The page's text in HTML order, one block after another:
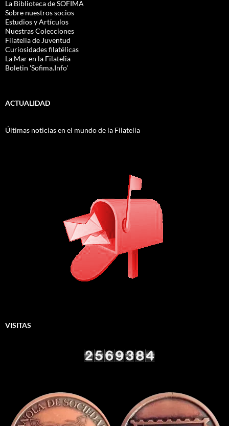
La Biblioteca de SOFIMA
Sobre nuestros socios
Estudios y Artículos
Nuestras Colecciones
Filatelia de Juventud
Curiosidades filatélicas
La Mar en la Filatelia
Boletin 'Sofima.Info'
ACTUALIDAD
Últimas noticias en el mundo de la Filatelia
VISITAS